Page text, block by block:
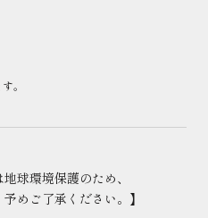
。
球環境保護のため、
めご了承ください。】